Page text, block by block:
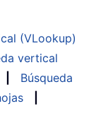
(VLookup)
vertical
Búsqueda